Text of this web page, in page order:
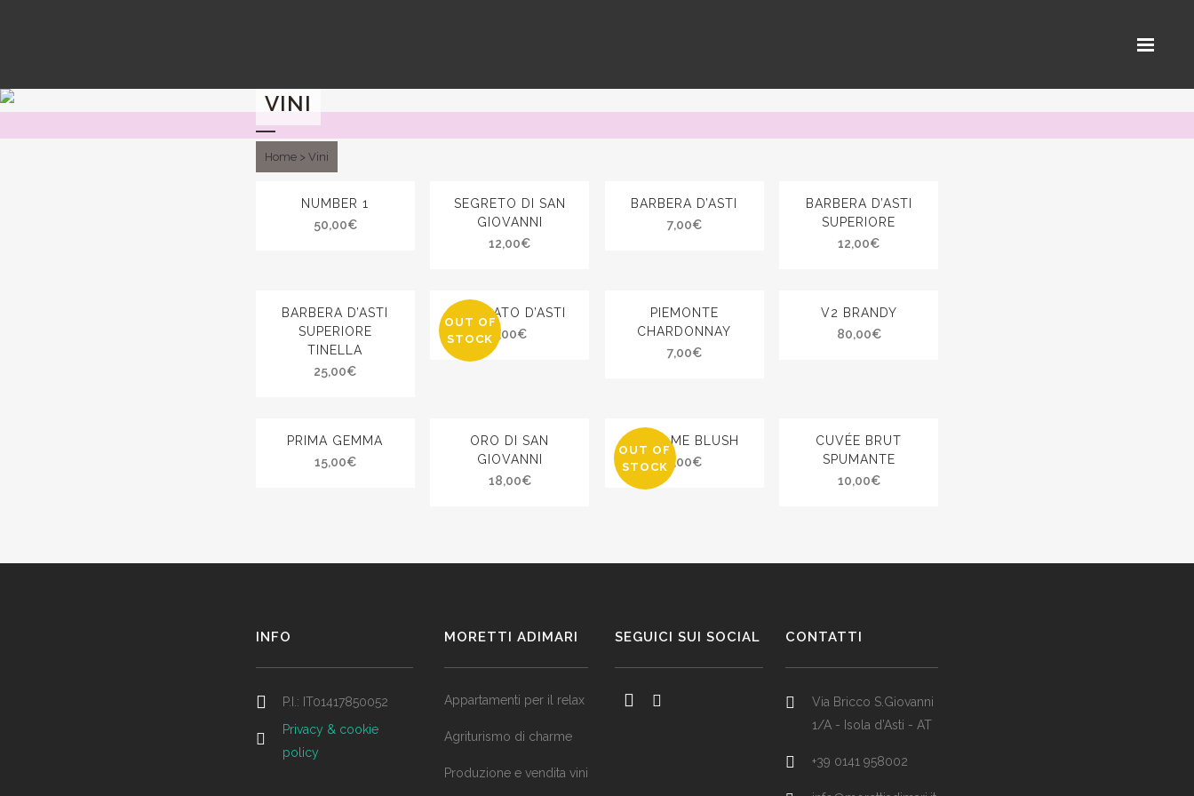
VINI
Home > Vini
NUMBER 1
50,00€
SEGRETO DI SAN
GIOVANNI
12,00€
BARBERA D’ASTI
7,00€
BARBERA D’ASTI
SUPERIORE
12,00€
BARBERA D’ASTI
SUPERIORE
TINELLA
25,00€
OUT OF
STOCK
MOSCATO D’ASTI
7,00€
PIEMONTE
CHARDONNAY
7,00€
V2 BRANDY
80,00€
PRIMA GEMMA
15,00€
ORO DI SAN
GIOVANNI
18,00€
OUT OF
STOCK
MAKE ME BLUSH
7,00€
CUVÉE BRUT
SPUMANTE
10,00€
INFO
P.I.: IT01417850052
Privacy & cookie
policy
MORETTI ADIMARI
Appartamenti per il relax
Agriturismo di charme
Produzione e vendita vini
SEGUICI SUI SOCIAL CONTATTI
Via Bricco S.Giovanni
1/A - Isola d’Asti - AT
+39 0141 958002